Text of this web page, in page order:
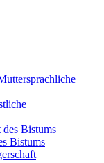
Bistums